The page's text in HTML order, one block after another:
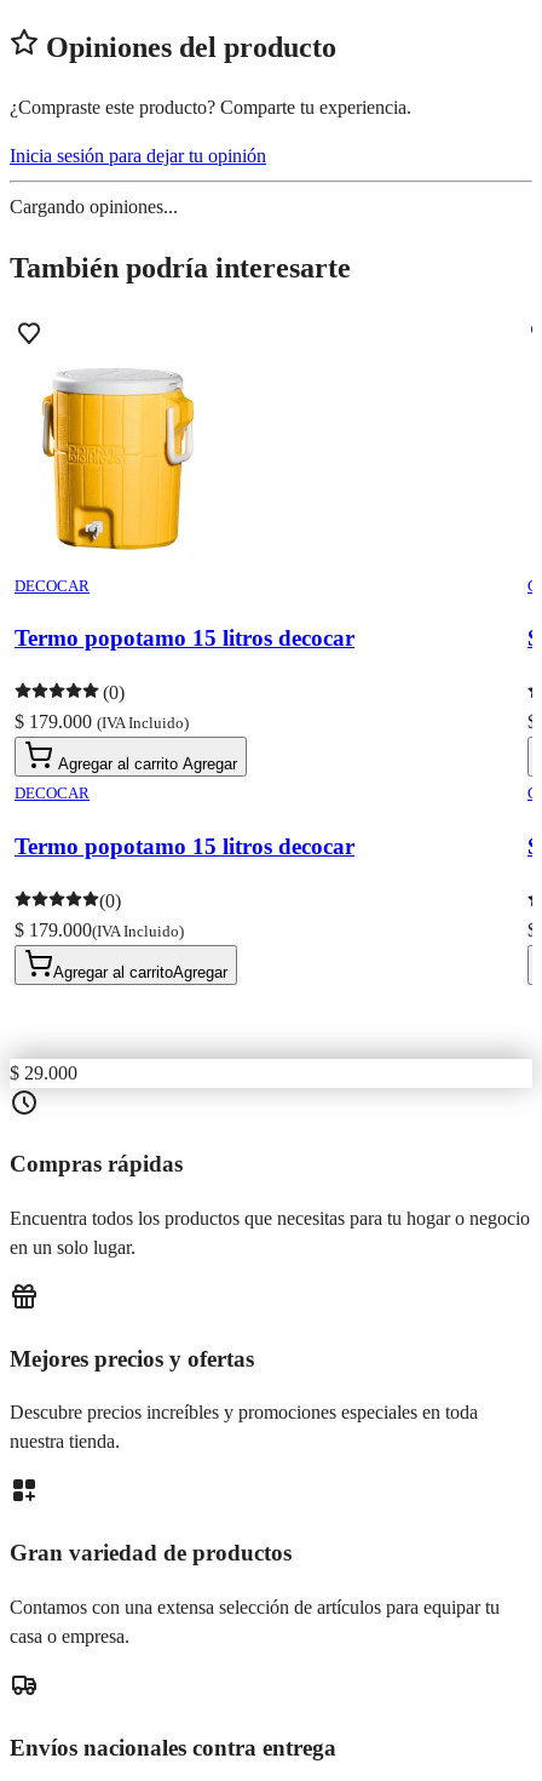
Opiniones del producto
¿Compraste este producto? Comparte tu experiencia.
Inicia sesión para dejar tu opinión
Cargando opiniones...
También podría interesarte
DECOCAR
Termo popotamo 15 litros decocar
(0)
$ 179.000 (IVA Incluido)
Agregar al carrito Agregar
DECOCAR
Termo popotamo 15 litros decocar
(0)
$ 179.000(IVA Incluido)
Agregar al carritoAgregar
$
$
$ 29.000
Compras rápidas
Encuentra todos los productos que necesitas para tu hogar o negocio
en un solo lugar.
Mejores precios y ofertas
Descubre precios increíbles y promociones especiales en toda
nuestra tienda.
Gran variedad de productos
Contamos con una extensa selección de artículos para equipar tu
casa o empresa.
Envíos nacionales contra entrega